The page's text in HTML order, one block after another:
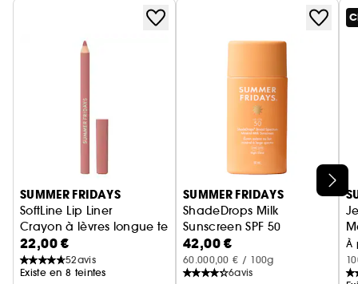
Ignorer le carrousel produits
SUMMER FRIDAYS
SoftLine Lip Liner
Crayon à lèvres longue tenue
22,00 €
52avis
Existe en 8 teintes
SUMMER FRIDAYS
ShadeDrops Milk
Sunscreen SPF 50
Protection solaire minérale
42,00 €
60.000,00 € / 100g
6avis
À